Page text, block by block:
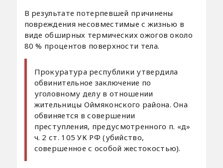
В результате потерпевшей причинены
повреждения несовместимые с жизнью в
виде обширных термических ожогов около
80 % процентов поверхности тела.
Прокуратура республики утвердила
обвинительное заключение по
уголовному делу в отношении
жительницы Оймяконского района. Она
обвиняется в совершении
преступления, предусмотренного п. «д»
ч. 2 ст. 105 УК РФ (убийство,
совершенное с особой жестокостью).